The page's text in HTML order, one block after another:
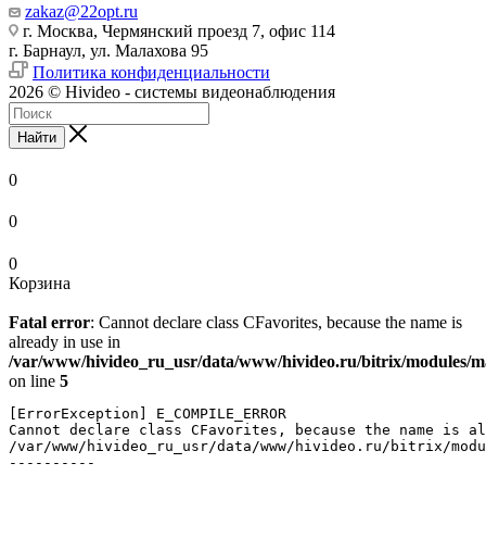
zakaz@22opt.ru
г. Москва, Чермянский проезд 7, офис 114
г. Барнаул, ул. Малахова 95
Политика конфиденциальности
2026 © Hivideo - системы видеонаблюдения
Найти
0
0
0
Корзина
Fatal error: Cannot declare class CFavorites, because the name is
already in use in
/var/www/hivideo_ru_usr/data/www/hivideo.ru/bitrix/modules/
on line 5
[ErrorException] E_COMPILE_ERROR
Cannot declare class CFavorites, because the name is
/var/www/hivideo_ru_usr/data/www/hivideo.ru/bitrix/